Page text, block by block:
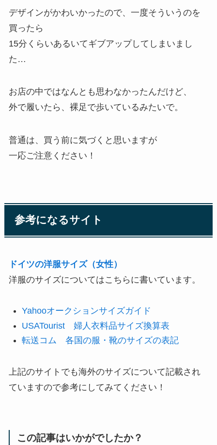
デザインがかわいかったので、一度そういうのを
買ったら
15分くらいあるいてギブアップしてしまいまし
た…
お店の中ではなんとも思わなかったんだけど、
外で履いたら、裸足で歩いているみたいで。
普通は、買う前に気づくと思いますが
一応ご注意ください！
参考になるサイト
ドイツの洋服サイズ（女性）
洋服のサイズについてはこちらに書いています。
Yahooオークションサイズガイド
USATourist 婦人衣料品サイズ換算表
転送コム 各国の服・靴のサイズの表記
上記のサイトでも海外のサイズについて記載され
ていますので参考にしてみてください！
この記事はいかがでしたか？